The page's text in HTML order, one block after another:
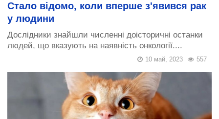
Стало відомо, коли вперше з'явився рак
у людини
Дослідники знайшли численні доісторичні останки
людей, що вказують на наявність онкології....
557
10 май, 2023